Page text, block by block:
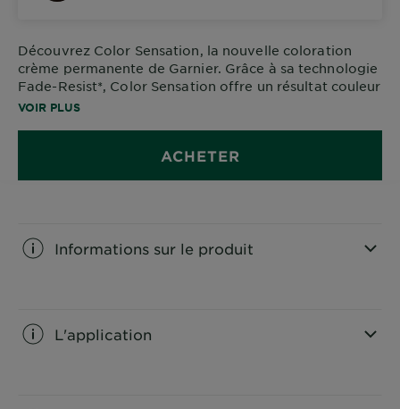
Découvrez Color Sensation, la nouvelle coloration
crème permanente de Garnier. Grâce à sa technologie
Fade-Resist*, Color Sensation offre un résultat couleur
jusqu'à 10 semaines** et couvre 100% des cheveux
*Anti-affadissement ** Tests instrumentaux
VOIR PLUS
ACHETER
Informations sur le produit
L'application